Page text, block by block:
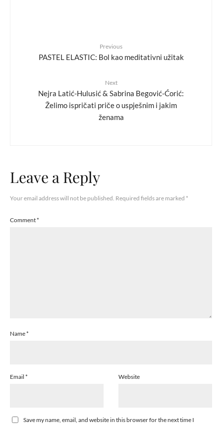
Previous
PASTEL ELASTIC: Bol kao meditativni užitak
Next
Nejra Latić-Hulusić & Sabrina Begović-Ćorić:
Želimo ispričati priče o uspješnim i jakim
ženama
Leave a Reply
Your email address will not be published. Required fields are marked *
Comment*
Name*
Email * Website
Save my name, email, and website in this browser for the next time I